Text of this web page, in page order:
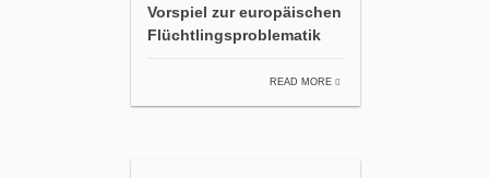
Vorspiel zur europäischen
Flüchtlingsproblematik
READ MORE